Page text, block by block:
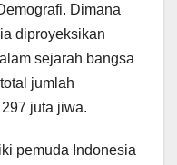
Dimana
diproyeksikan
sejarah bangsa
jumlah
juta jiwa.
pemuda Indonesia